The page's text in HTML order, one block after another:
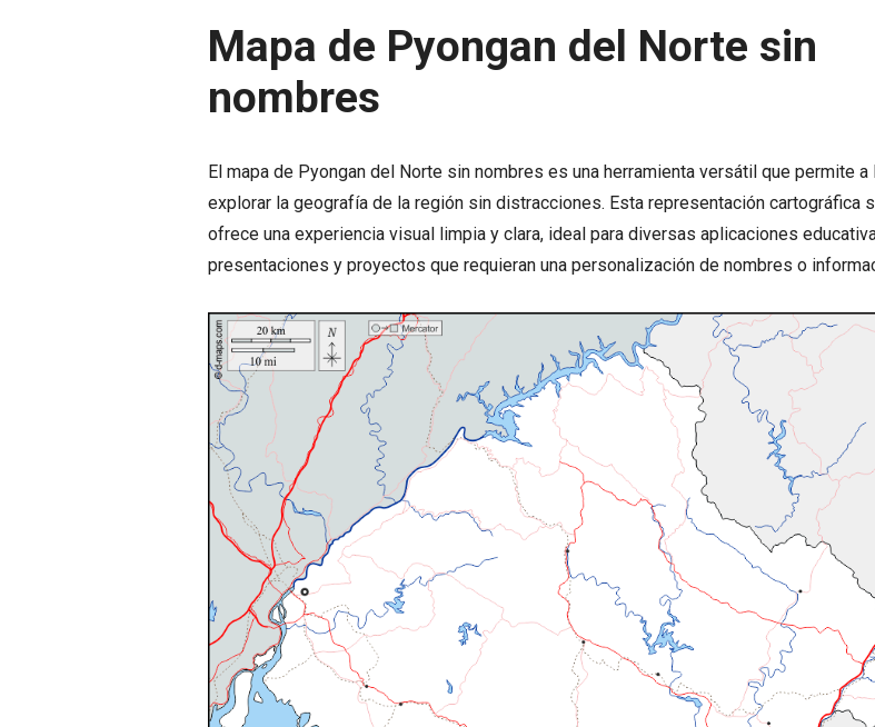
Mapa de Pyongan del Norte sin
nombres
El mapa de Pyongan del Norte sin nombres es una herramienta versátil que permite
explorar la geografía de la región sin distracciones. Esta representación cartográfica
ofrece una experiencia visual limpia y clara, ideal para diversas aplicaciones
presentaciones y proyectos que requieran una personalización de nombres o